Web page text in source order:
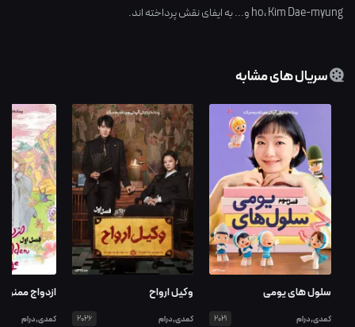
ho،Kim Dae-myung و... به ایفای نقش پرداخته اند.
سریال های مشابه
سلول های یومی
کمدی,درام 2021
وکیل ارواح
کمدی,درام 2026
ازدواج ممنوع
کمدی,درام